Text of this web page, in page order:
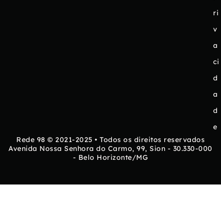
ri
v
a
ci
d
a
d
e
Rede 98 © 2021-2025 • Todos os direitos reservados
Avenida Nossa Senhora do Carmo, 99, Sion - 30.330-000
- Belo Horizonte/MG